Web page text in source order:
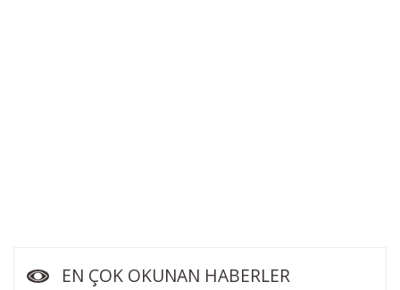
EN ÇOK OKUNAN HABERLER